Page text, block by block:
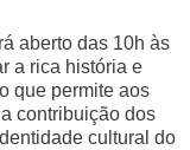
aberto das 10h às
a rica história e
que permite aos
contribuição dos
cultural do